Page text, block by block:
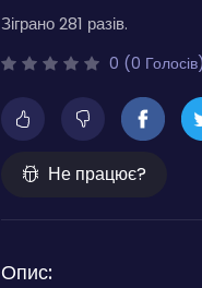
Зіграно 281 разів.
0 (0 Голосів)
Не працює?
Опис: